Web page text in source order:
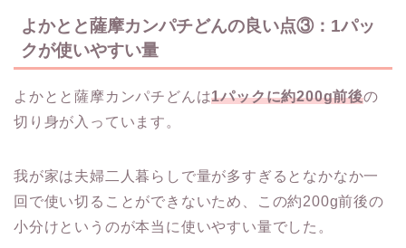
よかとと薩摩カンパチどんの良い点③：1パッ
クが使いやすい量
よかとと薩摩カンパチどんは1パックに約200g前後の
切り身が入っています。
我が家は夫婦二人暮らしで量が多すぎるとなかなか一
回で使い切ることができないため、この約200g前後の
小分けというのが本当に使いやすい量でした。